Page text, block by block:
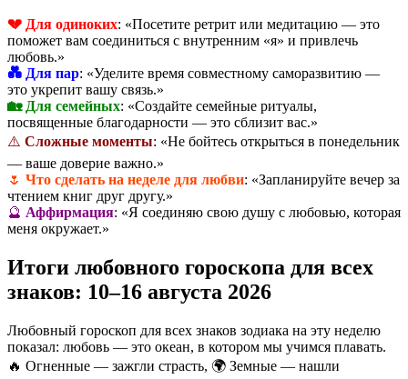
💔 Для одиноких: «Посетите ретрит или медитацию — это
поможет вам соединиться с внутренним «я» и привлечь
любовь.»
💑 Для пар: «Уделите время совместному саморазвитию —
это укрепит вашу связь.»
🏡 Для семейных: «Создайте семейные ритуалы,
посвященные благодарности — это сблизит вас.»
⚠️ Сложные моменты: «Не бойтесь открыться в понедельник
— ваше доверие важно.»
🌷 Что сделать на неделе для любви: «Запланируйте вечер за
чтением книг друг другу.»
🔮 Аффирмация: «Я соединяю свою душу с любовью, которая
меня окружает.»
Итоги любовного гороскопа для всех
знаков: 10–16 августа 2026
Любовный гороскоп для всех знаков зодиака на эту неделю
показал: любовь — это океан, в котором мы учимся плавать.
🔥 Огненные — зажгли страсть, 🌍 Земные — нашли